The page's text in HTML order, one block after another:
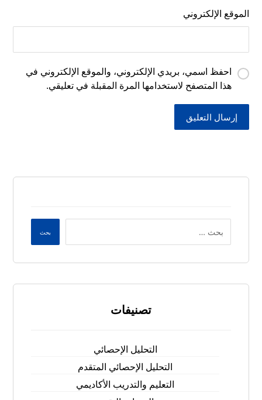
الموقع الإلكتروني
احفظ اسمي، بريدي الإلكتروني، والموقع الإلكتروني في
هذا المتصفح لاستخدامها المرة المقبلة في تعليقي.
إرسال التعليق
بحث
تصنيفات
التحليل الإحصائي
التحليل الإحصائي المتقدم
التعليم والتدريب الأكاديمي